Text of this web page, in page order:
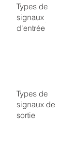
Types de
signaux
d'entrée
Types de
signaux de
sortie